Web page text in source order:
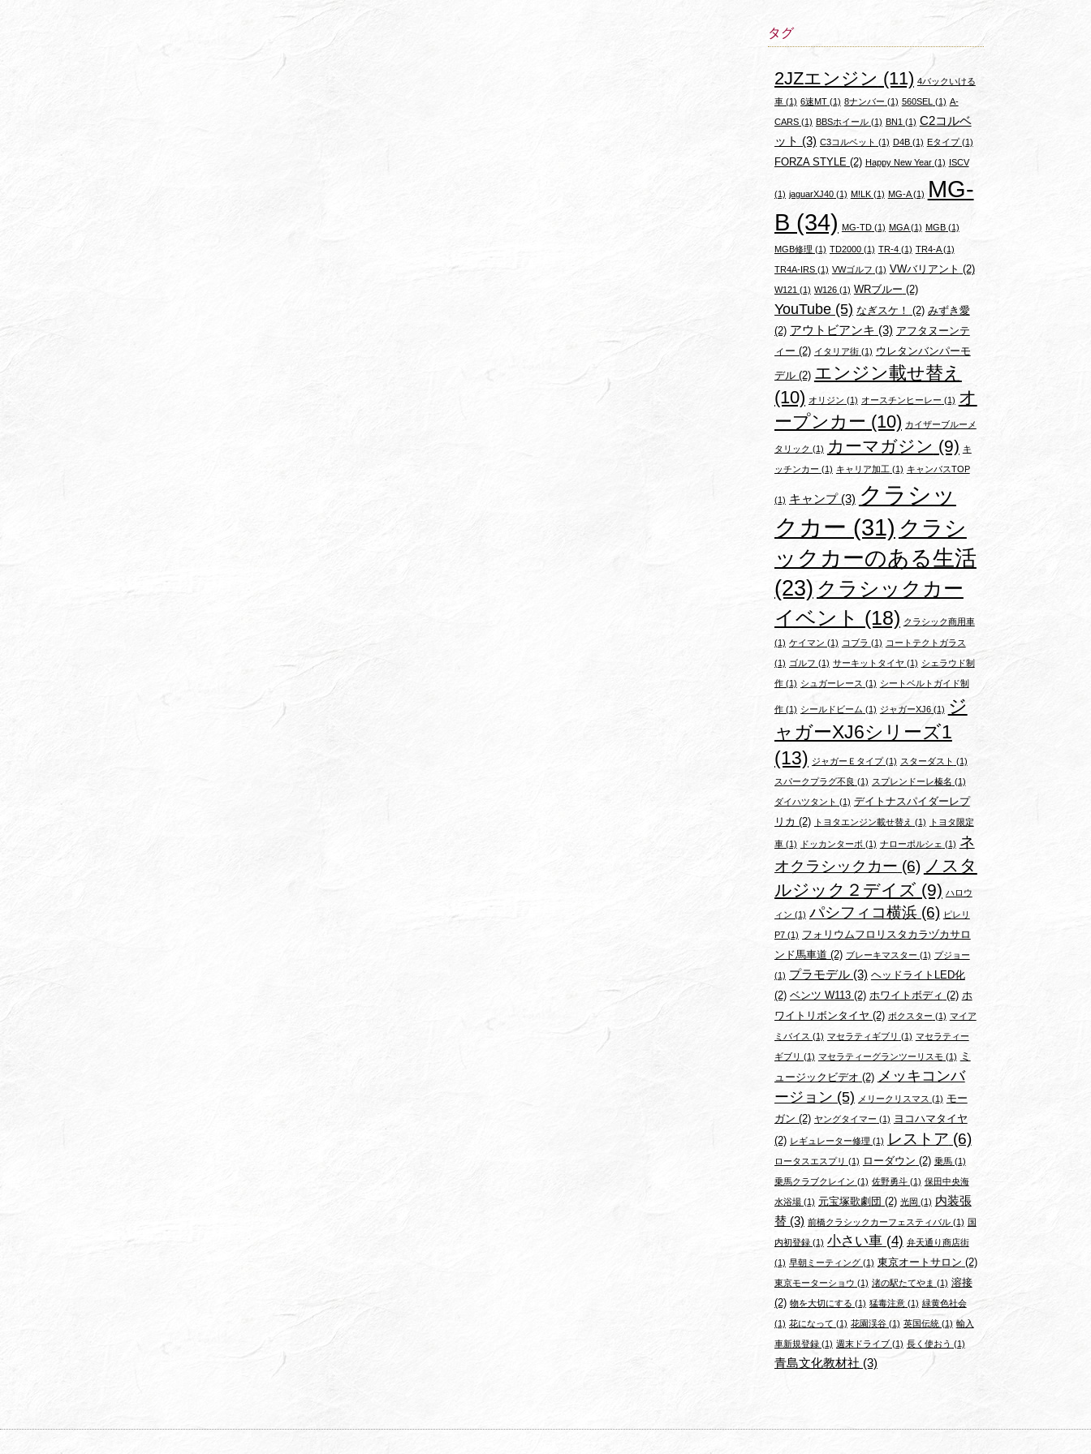
タグ
2JZエンジン (11) 4バックいける
車 (1) 6速MT(1) 8ナンバー (1) 560SEL (1) A-
CARS(1) BBSホイール(1) BN1 (1) C2コルベ
ット (3) C3コルベット (1) D4B(1) Eタイプ(1)
FORZA STYLE (2) Happy New Year(1) ISCV
(1) jaguarXJ40(1) M!LK(1) MG-A(1) MG-
B (34) MG-TD(1) MGA(1) MGB(1)
MGB修理 (1) TD2000(1) TR-4(1) TR4-A(1)
TR4A-IRS(1) VWゴルフ (1) VWバリアント (2)
W121 (1) W126(1) WRブルー (2)
YouTube(5) なぎスケ！ (2) みずき愛
(2) アウトビアンキ (3) アフタヌーンテ
ィー (2) イタリア街(1) ウレタンバンパーモ
デル(2) エンジン載せ替え
(10) オリジン (1) オースチンヒーレー (1) オ
ープンカー (10) カイザーブルーメ
タリック (1) カーマガジン (9) キ
ッチンカー (1) キャリア加工 (1) キャンバスTOP
(1) キャンプ(3) クラシッ
クカー (31) クラシ
ックカーのある生活
(23)クラシックカー
イベント (18) クラシック商用車
(1) ケイマン (1) コブラ (1) コートテクトガラス
(1) ゴルフ (1) サーキットタイヤ (1) シェラウド制
作 (1) シュガーレース (1) シートベルトガイド制
作 (1) シールドビーム (1) ジャガーXJ6(1) ジ
ャガーXJ6シリーズ1
(13) ジャガーＥタイプ(1) スターダスト (1)
スパークプラグ不良 (1) スプレンドーレ榛名 (1)
ダイハツタント (1) デイトナスパイダーレプ
リカ (2) トヨタエンジン載せ替え (1) トヨタ限定
車 (1) ドッカンターボ(1) ナローポルシェ (1) ネ
オクラシックカー (6) ノスタ
ルジック２デイズ (9) ハロウ
ィン (1) パシフィコ横浜(6) ピレリ
P7(1) フォリウムフロリスタカラヅカサロ
ンド馬車道 (2) ブレーキマスター (1) プジョー
(1) プラモデル(3) ヘッドライトLED化
(2) ベンツ W113(2) ホワイトボディ (2) ホ
ワイトリボンタイヤ (2) ボクスター (1) マイア
ミバイス (1) マセラティギブリ (1) マセラティー
ギブリ (1) マセラティーグランツーリスモ(1)
ミ
ュージックビデオ (2) メッキコンバ
ージョン (5) メリークリスマス (1) モー
ガン (2) ヤングタイマー (1) ヨコハマタイヤ
(2) レギュレーター修理 (1) レストア (6)
ロータスエスプリ (1) ローダウン (2) 乗馬(1)
乗馬クラブクレイン (1) 佐野勇斗(1) 保田中央海
水浴場(1) 元宝塚歌劇団 (2) 光岡 (1) 内装張
替 (3) 前橋クラシックカーフェスティバル(1) 国
内初登録(1) 小さい車(4) 弁天通り商店街
(1) 早朝ミーティング(1) 東京オートサロン (2)
東京モーターショウ (1) 渚の駅たてやま (1) 溶接
(2) 物を大切にする (1) 猛毒注意(1) 緑黄色社会
(1) 花になって (1) 花園渓谷(1) 英国伝統 (1) 輸入
車新規登録(1) 週末ドライブ(1) 長く使おう (1)
青島文化教材社 (3)